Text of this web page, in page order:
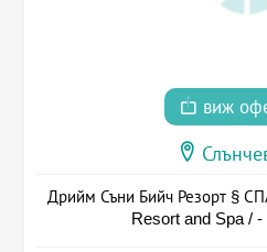
виж
Дрийм Съни Бийч Резорт §
Resort and Spa / -